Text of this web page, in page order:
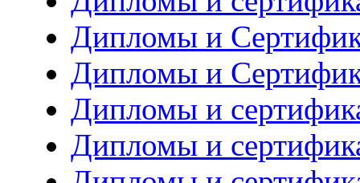
Дипломы и
Дипломы и
Дипломы и
Дипломы и